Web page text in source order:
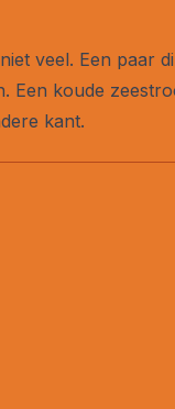
veel. Een paar
Een koude
kant.